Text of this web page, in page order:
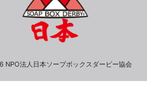
NPO法人日本ソープボックスダービー協会